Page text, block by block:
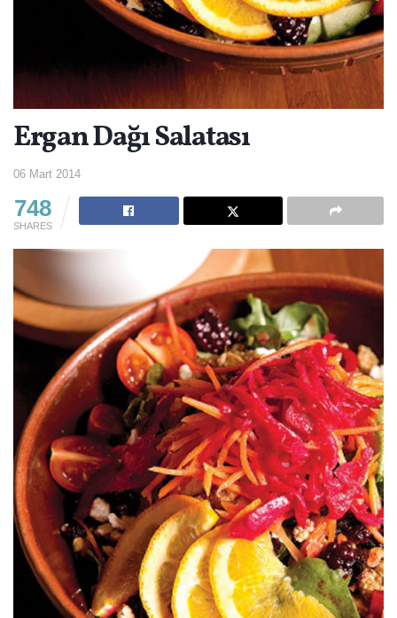
Ergan Dağı Salatası
06 Mart 2014
748
SHARES